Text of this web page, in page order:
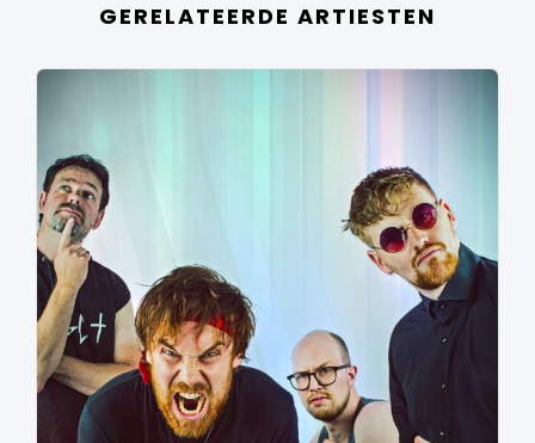
GERELATEERDE ARTIESTEN